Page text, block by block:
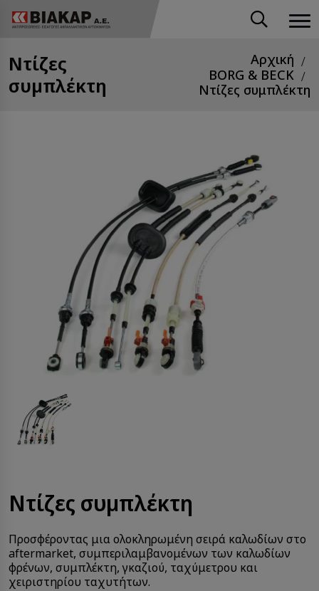
Αρχική
BORG & BECK
Ντίζες συμπλέκτη
Ντίζες
συμπλέκτη
Ντίζες συμπλέκτη
Προσφέροντας μια ολοκληρωμένη σειρά καλωδίων στο
aftermarket, συμπεριλαμβανομένων των καλωδίων
φρένων, συμπλέκτη, γκαζιού, ταχύμετρου και
χειριστηρίου ταχυτήτων.